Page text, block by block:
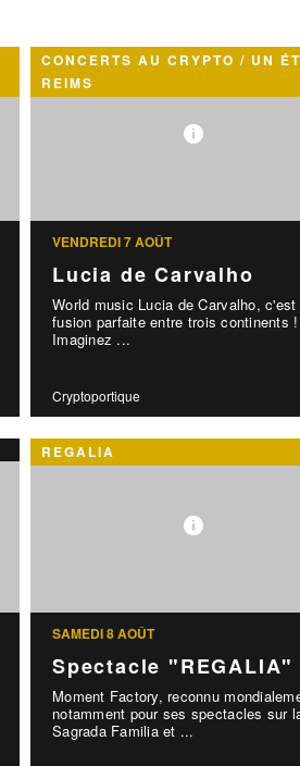
CONCERTS AU CRYPTO / UN
REIMS
VENDREDI 7 AOÛT
Lucia de Carvalho
World music Lucia de Carvalho, c'est
fusion parfaite entre trois continents !
Imaginez ...
Cryptoportique
REGALIA
SAMEDI 8 AOÛT
Spectacle "REGALIA"
Moment Factory, reconnu
notamment pour ses spectacles sur
Sagrada Familia et ...